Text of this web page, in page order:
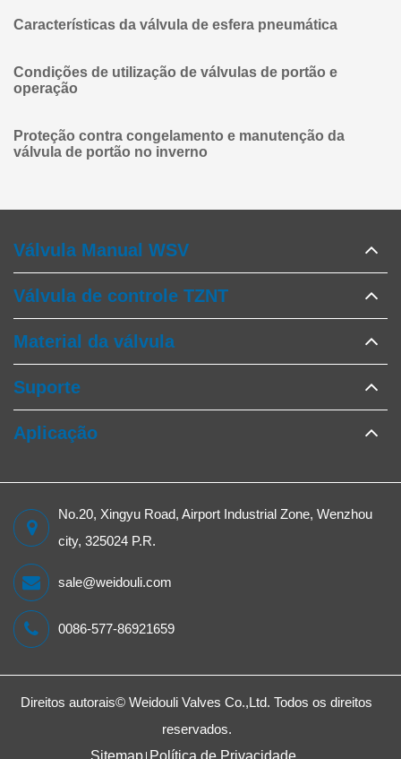
Características da válvula de esfera pneumática
Condições de utilização de válvulas de portão e
operação
Proteção contra congelamento e manutenção da
válvula de portão no inverno
Válvula Manual WSV
Válvula de controle TZNT
Material da válvula
Suporte
Aplicação
No.20, Xingyu Road, Airport Industrial Zone, Wenzhou
city, 325024 P.R.
sale@weidouli.com
0086-577-86921659
Direitos autorais©Weidouli Valves Co.,Ltd. Todos os direitos
reservados.
Sitemap Política de Privacidade